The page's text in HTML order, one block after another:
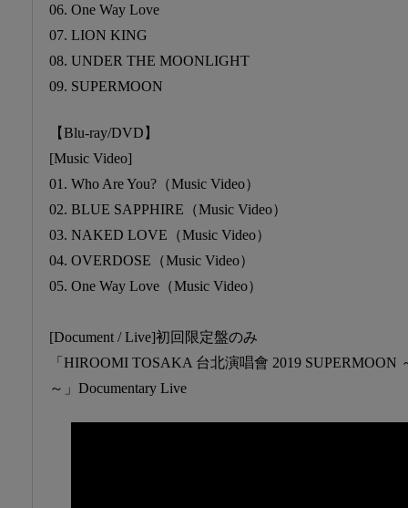
06. One Way Love
07. LION KING
08. UNDER THE MOONLIGHT
09. SUPERMOON
【Blu-ray/DVD】
[Music Video]
01. Who Are You?（Music Video）
02. BLUE SAPPHIRE（Music Video）
03. NAKED LOVE（Music Video）
04. OVERDOSE（Music Video）
05. One Way Love（Music Video）
[Document / Live]初回限定盤のみ
「HIROOMI TOSAKA 台北演唱會 2019
～」Documentary Live